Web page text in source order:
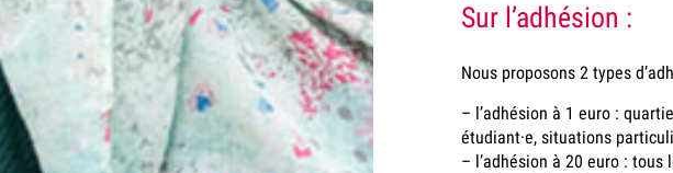
Sur l’adhésion :
Nous proposons 2 types
– l’adhésion à 1 euro :
étudiant·e, situations
– l’adhésion à 20 euro :